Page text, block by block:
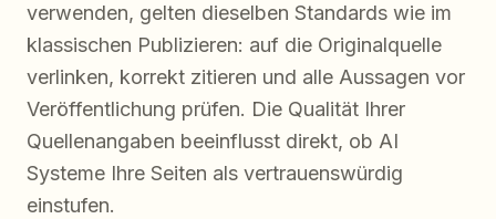
verwenden, gelten dieselben Standards wie im
klassischen Publizieren: auf die Originalquelle
verlinken, korrekt zitieren und alle Aussagen vor
Veröffentlichung prüfen. Die Qualität Ihrer
Quellenangaben beeinflusst direkt, ob AI
Systeme Ihre Seiten als vertrauenswürdig
einstufen.